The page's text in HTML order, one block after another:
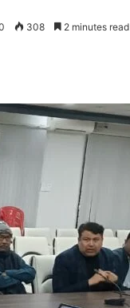
308 2 minutes read